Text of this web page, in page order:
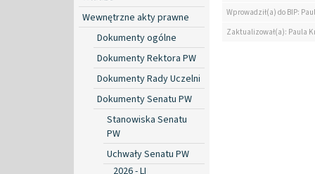
Wewnętrzne akty prawne
Dokumenty ogólne
Dokumenty Rektora PW
Dokumenty Rady Uczelni
Dokumenty Senatu PW
Stanowiska Senatu
PW
Uchwały Senatu PW
2026 - LI
Wprowadził(a) do BIP:
Zaktualizował(a): Paula